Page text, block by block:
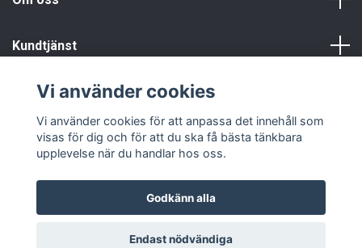
Kundtjänst
© 2026 Fyndgren
Vi använder cookies
Vi använder cookies för att anpassa det innehåll som
visas för dig och för att du ska få bästa tänkbara
upplevelse när du handlar hos oss.
Godkänn alla
Endast nödvändiga